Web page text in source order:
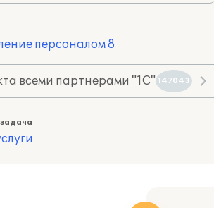
персоналом 8
всеми партнерами "1С" 147043